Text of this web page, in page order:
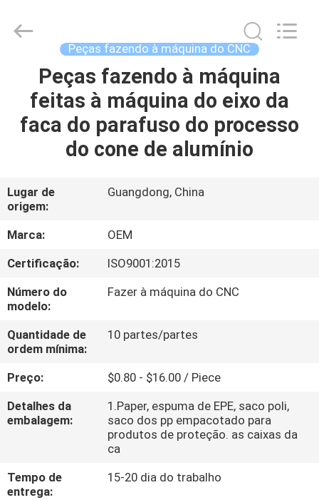
PARA
CASA
PRODUTOS
SOBRE
NÓS
VISITA
À
FÁBRICA
CONTROLE
DE
QUALIDADE
CONTACTE-
NOS
Tuofa
Technology
Peças fazendo à máquina do CNC
Peças fazendo à máquina
feitas à máquina do eixo da
faca do parafuso do processo
do cone de alumínio
Lugar de
origem:
Guangdong, China
Marca:
OEM
Certificação:
ISO9001:2015
Número do
modelo:
Fazer à máquina do CNC
Quantidade de
ordem mínima:
10 partes/partes
Preço:
$0.80 - $16.00 / Piece
Detalhes da
embalagem:
1.Paper, espuma de EPE, saco poli,
saco dos pp empacotado para
produtos de proteção. as caixas da
ca
Tempo de
entrega:
15-20 dia do trabalho